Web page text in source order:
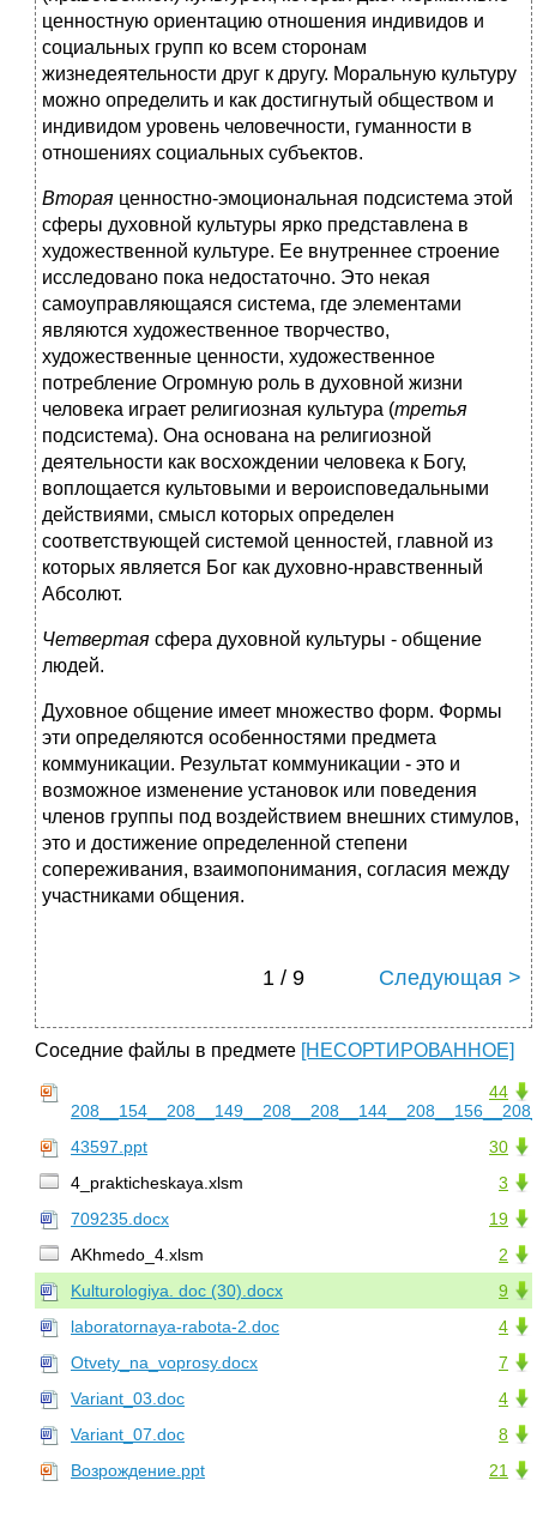
ценностную ориентацию отношения индивидов и
социальных групп ко всем сторонам
жизнедеятельности друг к другу. Моральную культуру
можно определить и как достигнутый обществом и
индивидом уровень человечности, гуманности в
отношениях социальных субъектов.
Вторая ценностно-эмоциональная подсистема этой
сферы духовной культуры ярко представлена в
художественной культуре. Ее внутреннее строение
исследовано пока недостаточно. Это некая
самоуправляющаяся система, где элементами
являются художественное творчество,
художественные ценности, художественное
потребление Огромную роль в духовной жизни
человека играет религиозная культура (третья
подсистема). Она основана на религиозной
деятельности как восхождении человека к Богу,
воплощается культовыми и вероисповедальными
действиями, смысл которых определен
соответствующей системой ценностей, главной из
которых является Бог как духовно-нравственный
Абсолют.
Четвертая сфера духовной культуры - общение
людей.
Духовное общение имеет множество форм. Формы
эти определяются особенностями предмета
коммуникации. Результат коммуникации - это и
возможное изменение установок или поведения
членов группы под воздействием внешних стимулов,
это и достижение определенной степени
сопереживания, взаимопонимания, согласия между
участниками общения.
1 / 9 Следующая >
Соседние файлы в предмете [НЕСОРТИРОВАННОЕ]
44
30
43597.ppt
3
4_prakticheskaya.xlsm
19
709235.docx
2
AKhmedo_4.xlsm
9
Kulturologiya. doc (30).docx
4
laboratornaya-rabota-2.doc
7
Otvety_na_voprosy.docx
4
Variant_03.doc
8
Variant_07.doc
21
Возрождение.ppt